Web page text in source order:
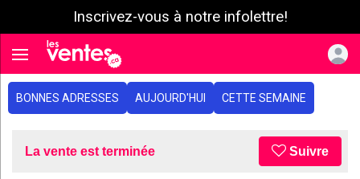
Inscrivez-vous à notre infolettre!
Toggle navigation
BONNES ADRESSES AUJOURD'HUI CETTE SEMAINE
La vente est terminée Suivre